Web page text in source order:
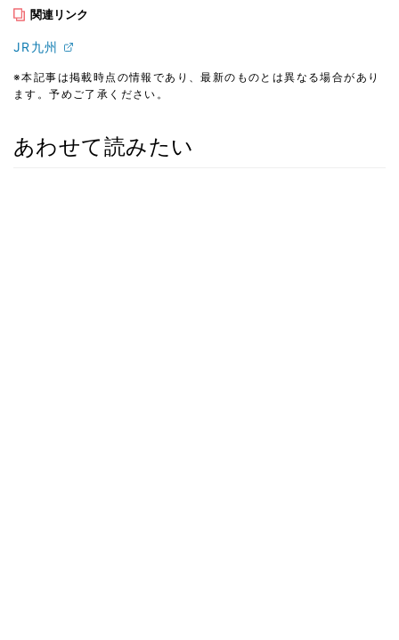
関連リンク
JR九州
※本記事は掲載時点の情報であり、最新のものとは異なる場合があり
ます。予めご了承ください。
あわせて読みたい